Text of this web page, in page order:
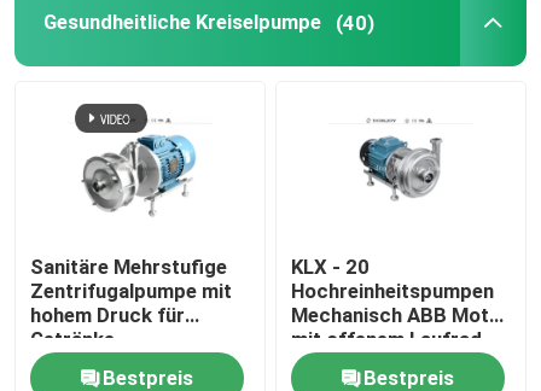
Gesundheitliche Kreiselpumpe (40)
Sanitäre Mehrstufige
Zentrifugalpumpe mit
hohem Druck für
Getränke
Bestpreis
KLX - 20
Hochreinheitspumpen
Mechanisch ABB Motor
mit offenem Laufrad
Bestpreis